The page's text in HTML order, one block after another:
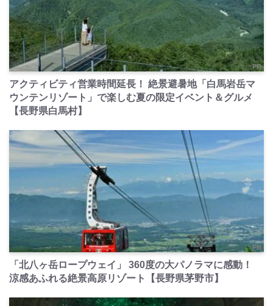
PR
アクティビティ営業時間延長！ 絶景避暑地「白馬岩岳マ
ウンテンリゾート」で楽しむ夏の限定イベント＆グルメ
【長野県白馬村】
PR
「北八ヶ岳ロープウェイ」 360度の大パノラマに感動！
涼感あふれる絶景高原リゾート【長野県茅野市】